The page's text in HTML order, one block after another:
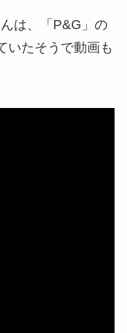
は、「P&G」の
いたそうで動画も